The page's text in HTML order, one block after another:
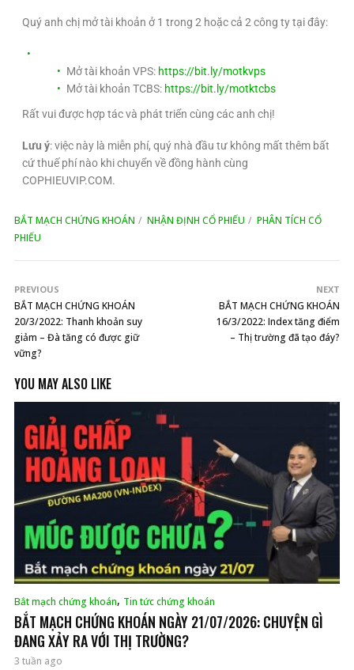
Quý anh chị mở tài khoản ở 1 trong 2 hoặc cả 2 công ty tại đây:
Mở tài khoản VPS: https://bit.ly/motkvps
Mở tài khoản TCBS: https://bit.ly/motktcbs
Rất vui được hợp tác và phát triển cùng các anh chị!
Lưu ý: việc này là miễn phí, quý nhà đầu tư không mất thêm bất
cứ thuế phí nào khi chuyển về đồng hành cùng
COPHIEUVIP.COM.
BẮT MẠCH CHỨNG KHOÁN NHẬN ĐỊNH CỔ PHIẾU
PHÂN TÍCH CỔ
PHIẾU
PREVIOUS
BẮT MẠCH CHỨNG KHOÁN
20/3/2022: Thanh khoản suy
giảm – Đà tăng có được giữ
vững?
NEXT
BẮT MẠCH CHỨNG KHOÁN
16/3/2022: Index tăng điểm
– Thị trường đã tạo đáy?
YOU MAY ALSO LIKE
Bắt mạch chứng khoán, Tin tức chứng khoán
BẮT MẠCH CHỨNG KHOÁN NGÀY 21/07/2026: CHUYỆN GÌ
ĐANG XẢY RA VỚI THỊ TRƯỜNG?
3 tuần ago